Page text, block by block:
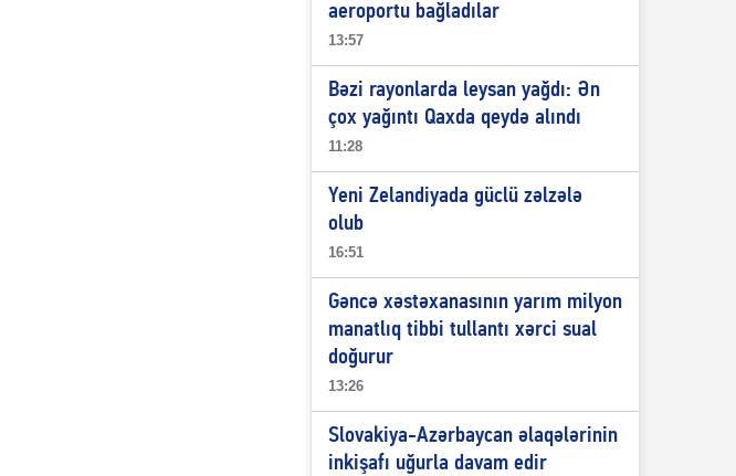
aeroportu bağladılar
13:57
Bəzi rayonlarda leysan yağdı: Ən
çox yağıntı Qaxda qeydə alındı
11:28
Yeni Zelandiyada güclü zəlzələ
olub
16:51
Gəncə xəstəxanasının yarım milyon
manatlıq tibbi tullantı xərci sual
doğurur
13:26
Slovakiya-Azərbaycan əlaqələrinin
inkişafı uğurla davam edir